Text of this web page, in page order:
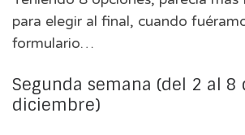
para elegir al final, cuando
formulario…
Segunda semana (del 2 al 8
diciembre)